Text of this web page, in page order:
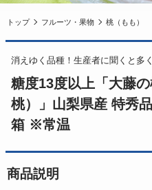
トップ フルーツ・果物 桃（もも）
消えゆく品種！生産者に聞くと多
糖度13度以上「大藤
桃）」山梨県産 特秀
箱 ※常温
商品説明